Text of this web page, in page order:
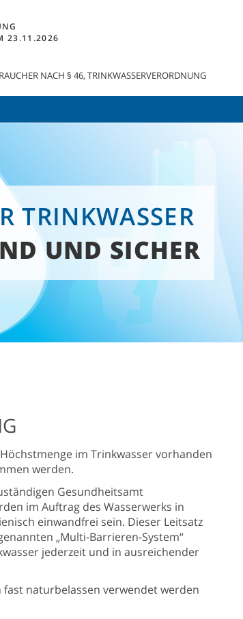
23.11.2026
NACH § 46, TRINKWASSERVERORDNUNG
TRINKWASSER
UND SICHER
im Trinkwasser vorhanden
werden.
Gesundheitsamt
im Auftrag des Wasserwerks in
einwandfrei sein. Dieser Leitsatz
„Multi-Barrieren-System“
jederzeit und in ausreichender
naturbelassen verwendet werden